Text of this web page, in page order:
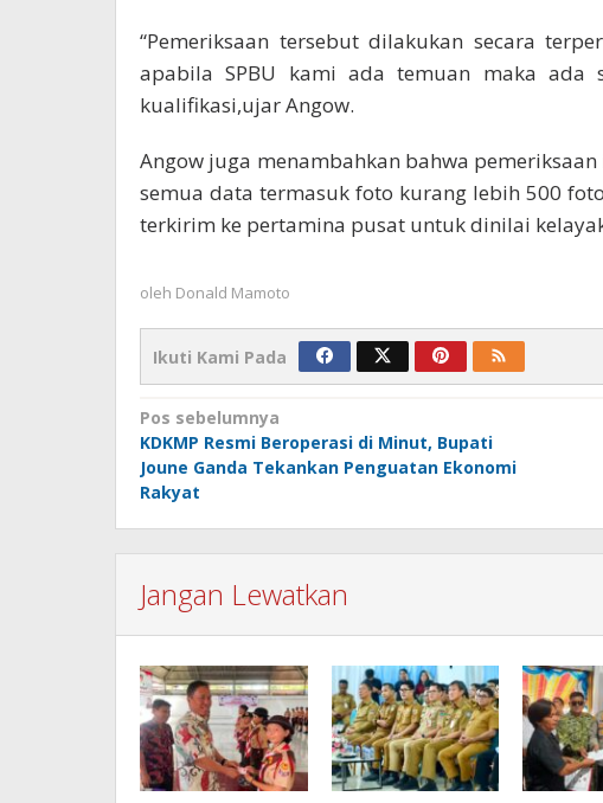
“Pemeriksaan tersebut dilakukan secara
apabila SPBU kami ada temuan maka ada
kualifikasi,ujar Angow.
Angow juga menambahkan bahwa
semua data termasuk foto kurang lebih 500
terkirim ke pertamina pusat untuk dinilai
oleh Donald Mamoto
Ikuti Kami Pada
Navigasi
pos
Pos sebelumnya
KDKMP Resmi Beroperasi di Minut, Bupati
Joune Ganda Tekankan Penguatan Ekonomi
Rakyat
Jangan Lewatkan